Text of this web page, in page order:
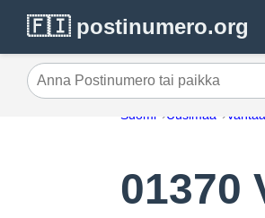
🇫🇮 postinumero.org
Anna Postinumero tai paikka
Suomi Uusimaa Vantaa
01370